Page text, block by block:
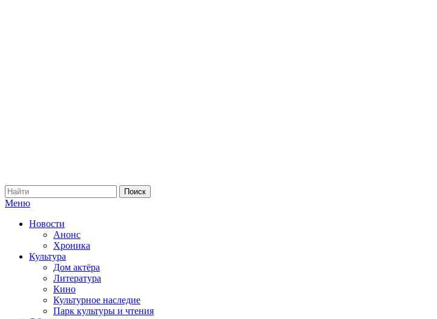
Меню
Новости
Анонс
Хроника
Культура
Дом актёра
Литература
Кино
Культурное наследие
Парк культуры и чтения